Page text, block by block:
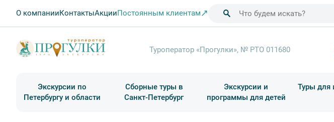
О компанииКонтактыАкцииПостоянным клиентам
Туроператор «Прогулки», № РТО 011680
Экскурсии по
Петербургу и области
Сборные туры в
Санкт-Петербург
Экскурсии и
программы для детей
Туры для